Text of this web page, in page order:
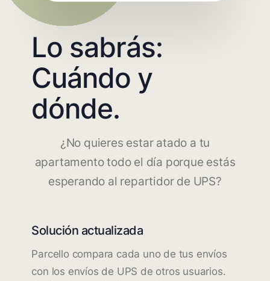
Lo sabrás:
Cuándo y
dónde.
¿No quieres estar atado a tu
apartamento todo el día porque estás
esperando al repartidor de UPS?
Solución actualizada
Parcello compara cada uno de tus envíos
con los envíos de UPS de otros usuarios.